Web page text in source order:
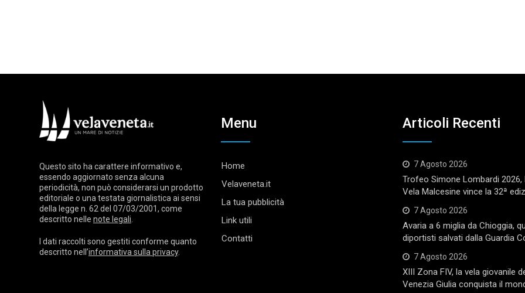
Questo sito ha carattere informativo e,
essendo aggiornato senza alcuna
periodicità, non può considerarsi un prodotto
editoriale o una testata giornalistica ai sensi
della legge n. 62 del 07/03/2001, come
descritto nelle note legali
I dati raccolti sono gestiti conforme quanto
descritto nell’informativa sulla privacy.
Menu
Home
Velaveneta.it
La tua pubblicità
Link utili
Contatti
Articoli Recenti
7 Agosto 2026
Trofeo Simone Lombardi 2026,
Vela Malcesine vince la 32ª
7 Agosto 2026
Avaria a 6 miglia da Chioggia,
diportisti salvati dalla Guardia
7 Agosto 2026
XIII Zona FIV, la vela giovanile
Venezia Giulia conquista il